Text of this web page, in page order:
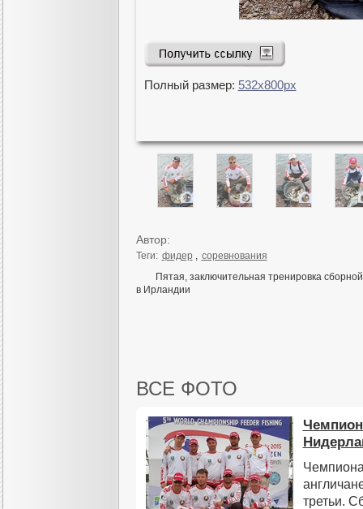
Полный размер: 532x800px
Автор:
Теги: фидер , соревнования
Пятая, заключительная тренировка
в Ирландии
ВСЕ ФОТО
третьи.